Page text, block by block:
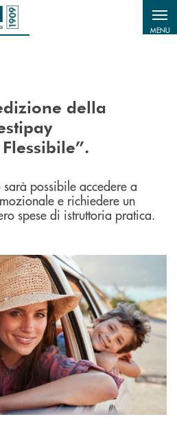
MENU
della
sarà possibile accedere a
e richiedere un
spese di istruttoria pratica.